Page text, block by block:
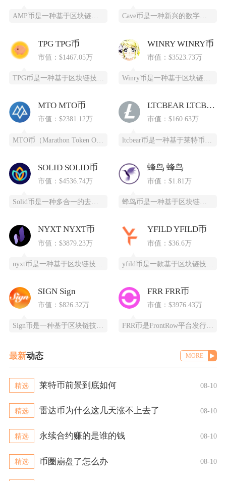
AMP币是一种基于区块链技术的加密货币，全称为Synereo AMP，为去中心化应用（DA Cave币是一种新兴的数字加密货币，基于区块链技术开发，为特定领域提供高效、安全的支付和价
TPG TPG币
市值：$1467.05万
WINRY WINRY币
市值：$3523.73万
MTO MTO币
市值：$2381.12万
LTCBEAR LTCBEAR币
市值：$160.63万
SOLID SOLID币
市值：$4536.74万
蜂鸟 蜂鸟
市值：$1.81万
NYXT NYXT币
市值：$3879.23万
YFILD YFILD币
市值：$36.6万
SIGN Sign
市值：$826.32万
Sign币是一种基于区块链技术的加密货币，由SIGN团队推出，改善数字资产领域的安全性和用
FRR FRR币
市值：$3976.43万
FRR币是FrontRow平台发行的实用型代币，全称为Frontrow币，基于以太坊区块链
最新动态 MORE
精选 莱特币前景到底如何 08-10
精选 雷达币为什么这几天涨不上去了 08-10
精选 永续合约赚的是谁的钱 08-10
精选 币圈崩盘了怎么办 08-10